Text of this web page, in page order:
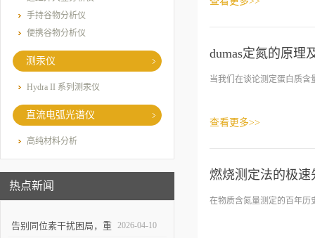
手持谷物分析仪
便携谷物分析仪
测汞仪
Hydra II 系列测汞仪
直流电弧光谱仪
高纯材料分析
热点新闻
告别同位素干扰困局，重 2026-04-10
dumas定氮的原理
当我们在谈论测定蛋白质含
查看更多>>
燃烧测定法的极
在物质含氮量测定的百年历